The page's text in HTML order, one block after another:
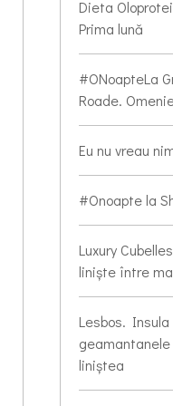
Dieta
Prima lună
#ONoapteLa
Roade.
Eu nu vreau
#Onoapte la
Luxury
liniște între
Lesbos.
liniștea